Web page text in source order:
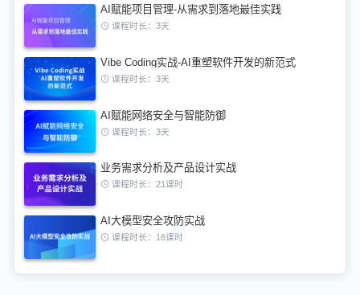
AI赋能项目管理-从需求到落地最佳实践
课程时长：3天
Vibe Coding实战-AI重塑软件开发的新范式
课程时长：3天
AI赋能网络安全与智能防御
课程时长：3天
业务需求分析及产品设计实战
课程时长：21课时
AI大模型安全攻防实战
课程时长：16课时